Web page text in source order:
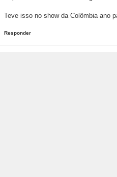
Teve isso no show da Colômbia ano
Responder